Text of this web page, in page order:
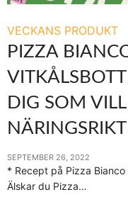
VECKANS PRODUKT
PIZZA
DIG SOM
NÄRINGSRIKT
SEPTEMBER 26, 2022
* Recept på Pizza Bianco
Älskar du Pizza…